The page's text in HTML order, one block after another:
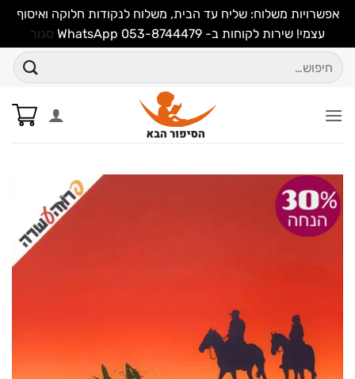
אפשרויות משלוח: שליח עד הבית, משלוח לנקודות חלוקה ואיסוף
עצמי! שירות לקוחות ב- WhatsApp 053-8744479
סגור
Skipחיפוש
עבור: